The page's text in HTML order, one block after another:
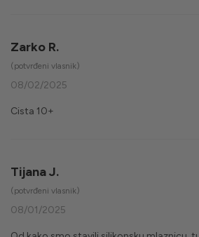
Zarko R.
(potvrđeni vlasnik)
08/02/2025
Cista 10+
Tijana J.
(potvrđeni vlasnik)
08/01/2025